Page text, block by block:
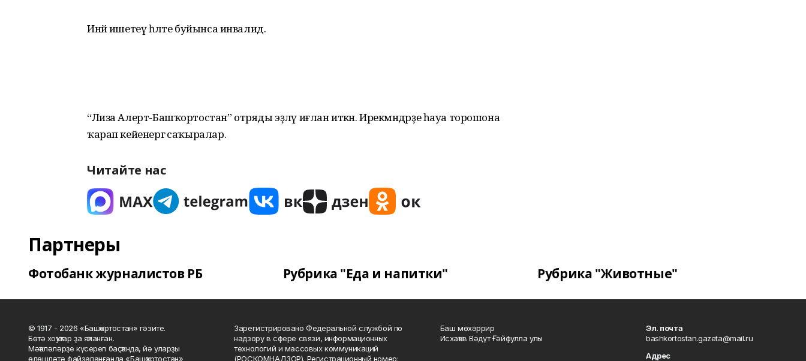
Инәй ишетеү һәләте буйынса инвалид.
“Лиза Алерт-Башҡортостан” отряды эҙләү иғлан иткән. Ирекмәндәрҙе һауа торошона
ҡарап кейенергә саҡыралар.
Читайте нас
Партнеры
Фотобанк журналистов РБ Рубрика "Еда и напитки" Рубрика "Животные"
© 1917 - 2026 «Башҡортостан» гәзите.
Бөтә хоҡуҡтар ҙа яҡланған.
Мәҡәләләрҙе күсереп баҫҡанда, йә уларҙы
өлөшләтә файҙаланғанда «Башҡортостан»
Зарегистрировано Федеральной службой по
надзору в сфере связи, информационных
технологий и массовых коммуникаций
(РОСКОМНАДЗОР). Регистрационный номер:
Баш мөхәррир
Исхаҡов Вәдүт Ғәйфулла улы
Эл. почта
bashkortostan.gazeta@mail.ru
Адрес